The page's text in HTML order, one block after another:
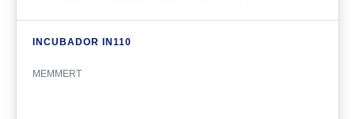
INCUBADOR IN110
MEMMERT